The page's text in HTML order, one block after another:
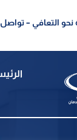
التعافي –